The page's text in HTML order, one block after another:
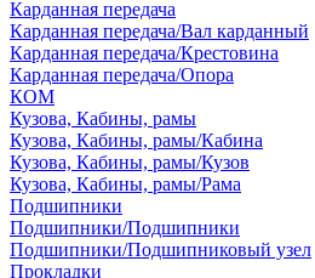
Карданная передача
Карданная передача/Вал карданный
Карданная передача/Крестовина
Карданная передача/Опора
КОМ
Кузова, Кабины, рамы
Кузова, Кабины, рамы/Кабина
Кузова, Кабины, рамы/Кузов
Кузова, Кабины, рамы/Рама
Подшипники
Подшипники/Подшипники
Подшипники/Подшипниковый узел
Прокладки